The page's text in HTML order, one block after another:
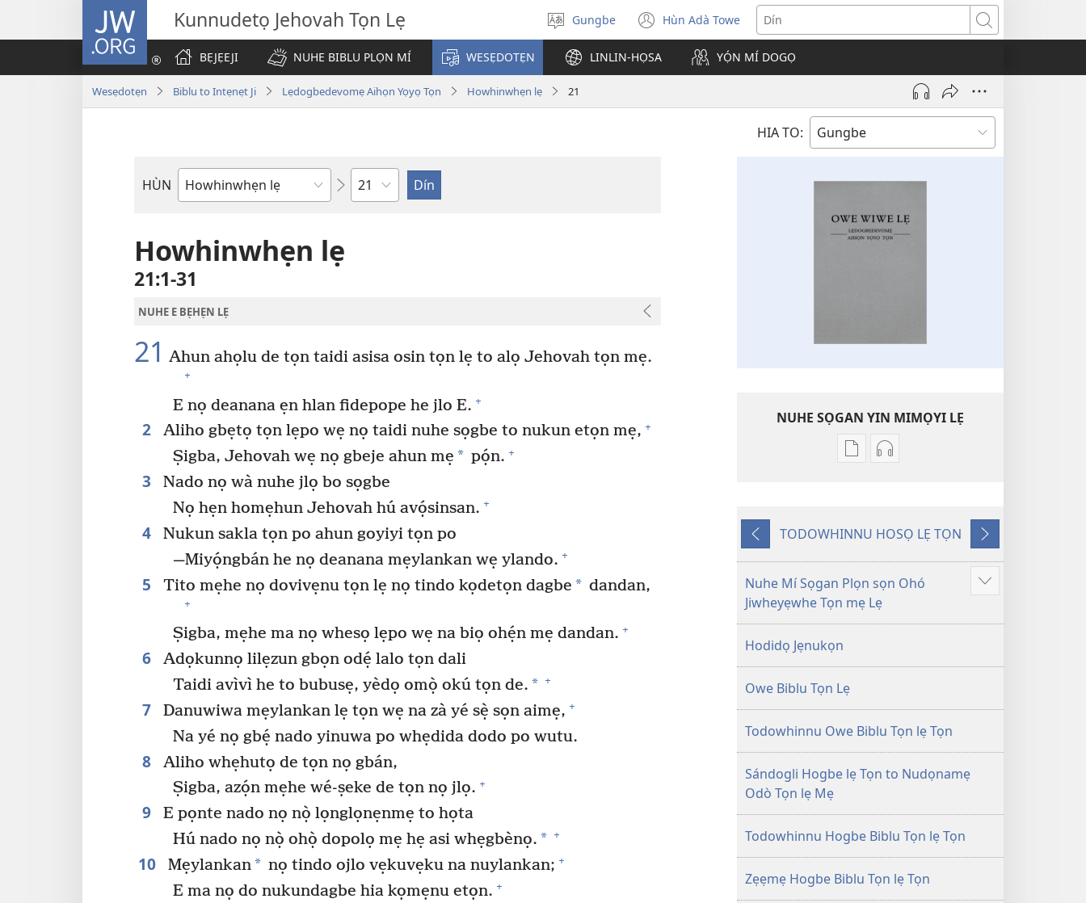
JW.ORG Kunnudetọ Jehovah Tọn Lẹ
De
ogbè
dopo
Gungbe Hùn Adà Towe
(opens
new
window)
Dín
BẸJẸEJI
NUHE BIBLU PLỌN MÍ WESẸDOTẸN LINLIN-HỌSA YỌ́N MÍ DOGỌ
Wesẹdotẹn Biblu to Intẹnẹt Ji Lẹdogbedevomẹ Aihọn Yọyọ Tọn Howhinwhẹn lẹ 21
HIA TO:
HÙN
Bible
Weta
Howhinwhẹn lẹ
21:1-31
NUHE E BẸHẸN LẸ
21 Ahun ahọlu de tọn taidi asisa osin tọn lẹ to alọ Jehovah tọn mẹ.
+
E nọ deanana ẹn hlan fidepope he jlo E. +
2 Aliho gbẹtọ tọn lẹpo wẹ nọ taidi nuhe sọgbe to nukun etọn mẹ, +
Ṣigba, Jehovah wẹ nọ gbeje ahun mẹ * pọ́n. +
3
Nado nọ wà nuhe jlọ bo sọgbe
Nọ hẹn homẹhun Jehovah hú avọ́sinsan. +
4
Nukun sakla tọn po ahun goyiyi tọn po
—Miyọ́ngbán he nọ deanana mẹylankan wẹ ylando. +
5 Tito mẹhe nọ dovivẹnu tọn lẹ nọ tindo kọdetọn dagbe * dandan,
+
Ṣigba, mẹhe ma nọ whesọ lẹpo wẹ na biọ ohẹ́n mẹ dandan. +
6
Adọkunnọ lilẹzun gbọn odẹ́ lalo tọn dali
Taidi avìvì he to bubusẹ, yèdọ omọ̀ okú tọn de. * +
7 Danuwiwa mẹylankan lẹ tọn wẹ na zà yé sẹ̀ sọn aimẹ, +
Na yé nọ gbẹ́ nado yinuwa po whẹdida dodo po wutu.
8
Aliho whẹhutọ de tọn nọ gbán,
Ṣigba, azọ́n mẹhe wé-ṣeke de tọn nọ jlọ. +
9
E pọnte nado nọ nọ̀ lọnglọnẹnmẹ to họta
Hú nado nọ nọ̀ ohọ̀ dopolọ mẹ hẹ asi whẹgbènọ. * +
10 Mẹylankan* nọ tindo ojlo vẹkuvẹku na nuylankan; +
E ma nọ do nukundagbe hia kọmẹnu etọn. +
NUHE SỌGAN YIN MIMỌYI LẸ
Lehe
yin
gbọn
Owe
Wiwe
Lẹdogbedevomẹ
Yọyọ
Tọn
(Zinjẹgbonu
2015
Tọn)
Lehe
yin
gbọn
Owe
Lẹdogbedevomẹ
Yọyọ
Tọn
(Zinjẹgbonu
2015
Yigodo
TODOWHINNU HOSỌ LẸ TỌN
Yinukọn
Nuhe Mí Sọgan Plọn sọn Ohó
Jiwheyẹwhe Tọn mẹ Lẹ
Show
Hodidọ Jẹnukọn
Owe Biblu Tọn Lẹ
Todowhinnu Owe Biblu Tọn lẹ Tọn
Sándogli Hogbe lẹ Tọn to Nudọnamẹ
Odò Tọn lẹ Mẹ
Todowhinnu Hogbe Biblu Tọn lẹ Tọn
Zẹẹmẹ Hogbe Biblu Tọn lẹ Tọn